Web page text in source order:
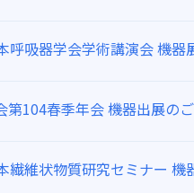
呼吸器学会学術講演会 機器
第104春季年会 機器出展の
繊維状物質研究セミナー 機